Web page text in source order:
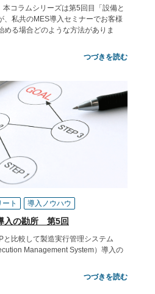
コラムシリーズは第5回目「設備と
、私共のMES導入セミナーでお客様
る場合どのような方法がありま
つづきを読む
ト 導入ノウハウ
入の勘所 第5回
比較して製造実行管理システム
Management System）導入の
つづきを読む